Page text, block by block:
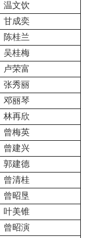
温文饮
甘成奕
陈桂兰
吴桂梅
卢荣富
张秀丽
邓丽琴
林再欣
曾梅英
曾建兴
郭建德
曾清桂
曾昭垦
叶美锥
曾昭演